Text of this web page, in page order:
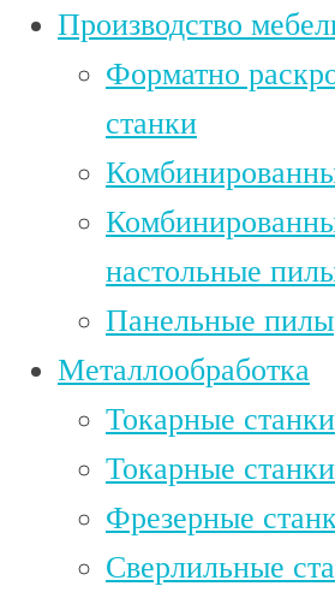
Производство
Форматно
станки
настольные
Панельные пилы
Металлообработка
Токарные станки
Токарные
Фрезерные
Сверлильные